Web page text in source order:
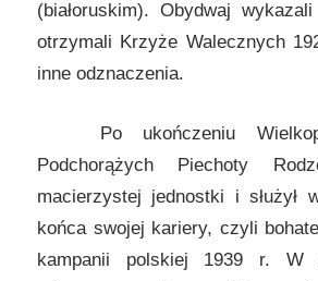
(białoruskim). Obydwaj
otrzymali Krzyże Walecznych
inne odznaczenia.
Po ukończeniu
Podchorążych Piechoty
macierzystej jednostki i służył
końca swojej kariery, czyli
kampanii polskiej 1939 r. W